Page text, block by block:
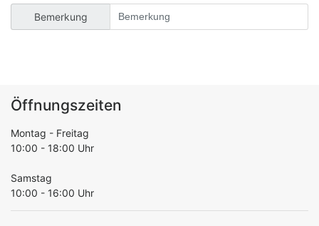
Bemerkung
Öffnungszeiten
Montag - Freitag
10:00 - 18:00 Uhr
Samstag
10:00 - 16:00 Uhr